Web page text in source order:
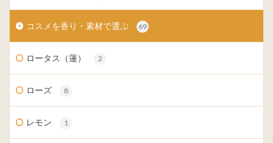
コスメを香り・素材で選ぶ 69
ロータス（蓮） 2
ローズ 8
レモン 1